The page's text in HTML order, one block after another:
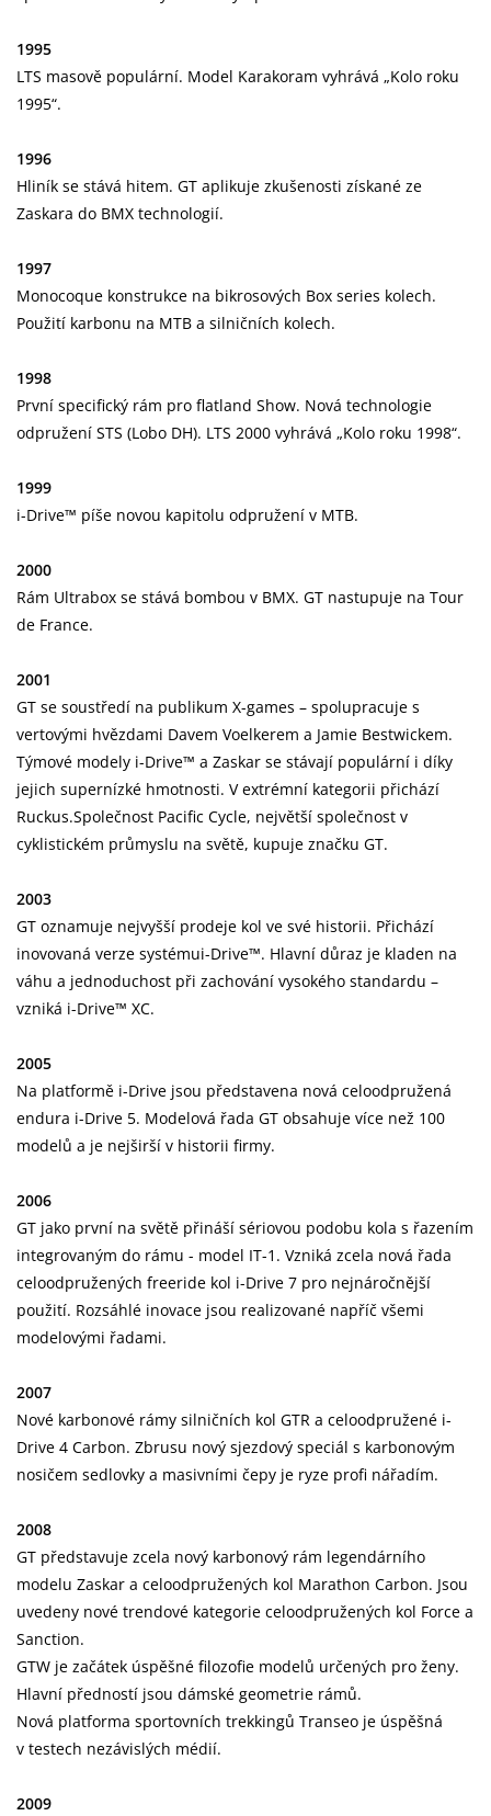
1995
LTS masově populární. Model Karakoram vyhrává „Kolo roku
1995“.
1996
Hliník se stává hitem. GT aplikuje zkušenosti získané ze
Zaskara do BMX technologií.
1997
Monocoque konstrukce na bikrosových Box series kolech.
Použití karbonu na MTB a silničních kolech.
1998
První specifický rám pro flatland Show. Nová technologie
odpružení STS (Lobo DH). LTS 2000 vyhrává „Kolo roku 1998“.
1999
i-Drive™ píše novou kapitolu odpružení v MTB.
2000
Rám Ultrabox se stává bombou v BMX. GT nastupuje na Tour
de France.
2001
GT se soustředí na publikum X-games – spolupracuje s
vertovými hvězdami Davem Voelkerem a Jamie Bestwickem.
Týmové modely i-Drive™ a Zaskar se stávají populární i díky
jejich supernízké hmotnosti. V extrémní kategorii přichází
Ruckus.Společnost Pacific Cycle, největší společnost v
cyklistickém průmyslu na světě, kupuje značku GT.
2003
GT oznamuje nejvyšší prodeje kol ve své historii. Přichází
inovovaná verze systémui-Drive™. Hlavní důraz je kladen na
váhu a jednoduchost při zachování vysokého standardu –
vzniká i-Drive™ XC.
2005
Na platformě i-Drive jsou představena nová celoodpružená
endura i-Drive 5. Modelová řada GT obsahuje více než 100
modelů a je nejširší v historii firmy.
2006
GT jako první na světě přináší sériovou podobu kola s řazením
integrovaným do rámu - model IT-1. Vzniká zcela nová řada
celoodpružených freeride kol i-Drive 7 pro nejnáročnější
použití. Rozsáhlé inovace jsou realizované napříč všemi
modelovými řadami.
2007
Nové karbonové rámy silničních kol GTR a celoodpružené i-
Drive 4 Carbon. Zbrusu nový sjezdový speciál s karbonovým
nosičem sedlovky a masivními čepy je ryze profi nářadím.
2008
GT představuje zcela nový karbonový rám legendárního
modelu Zaskar a celoodpružených kol Marathon Carbon. Jsou
uvedeny nové trendové kategorie celoodpružených kol Force a
Sanction.
GTW je začátek úspěšné filozofie modelů určených pro ženy.
Hlavní předností jsou dámské geometrie rámů.
Nová platforma sportovních trekkingů Transeo je úspěšná
v testech nezávislých médií.
2009